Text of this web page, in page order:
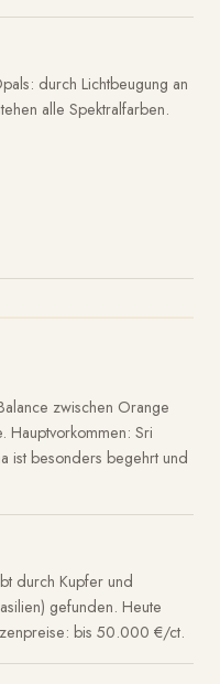
durch Lichtbeugung an
alle Spektralfarben.
zwischen Orange
Hauptvorkommen: Sri
ist besonders begehrt und
durch Kupfer und
gefunden. Heute
bis 50.000 €/ct.